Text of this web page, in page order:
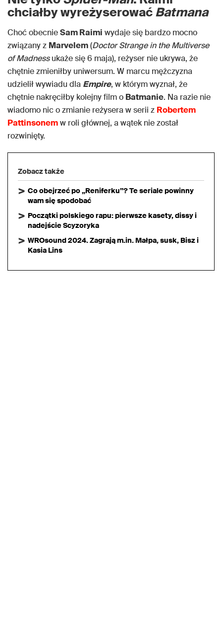
chciałby wyreżyserowaćBatmana
Choć obecnieSam Raimi wydaje się bardzo mocno
związany z Marvelem(Doctor Strange in the Multiverse
of Madnessukaże się 6 maja), reżyser nie ukrywa, że
chętnie zmieniłby uniwersum. W marcu mężczyzna
udzielił wywiadu dla Empire, w którym wyznał, że
chętnie nakręciłby kolejny film o Batmanie. Na razie nie
wiadomo nic o zmianie reżysera w serii z Robertem
Pattinsonemw roli głównej, a wątek nie został
rozwinięty.
Zobacz także
Co obejrzeć po „Reniferku”? Te seriale powinny
wam się spodobać
Początki polskiego rapu: pierwsze kasety, dissy i
nadejście Scyzoryka
WROsound 2024. Zagrają m.in. Małpa, susk, Bisz i
Kasia Lins